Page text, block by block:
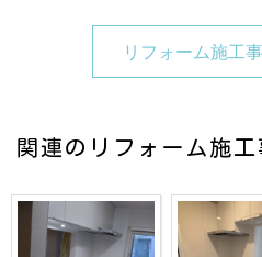
リフォーム施工
関連のリフォーム施工